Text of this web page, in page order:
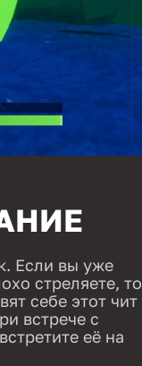
Если вы уже
стреляете, то
себе этот чит
встрече с
её на